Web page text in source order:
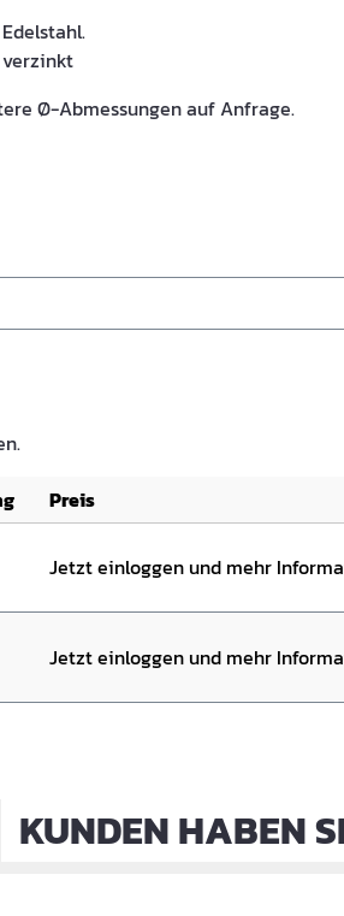
Edelstahl.
verzinkt
Ø-Abmessungen auf Anfrage.
Preis
Jetzt einloggen und mehr
Jetzt einloggen und mehr
KUNDEN HABEN